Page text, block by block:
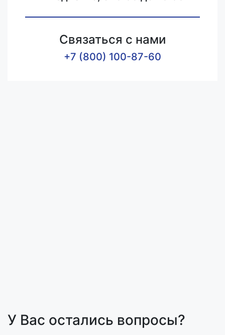
Связаться с нами
+7 (800) 100-87-60
У Вас остались вопросы?